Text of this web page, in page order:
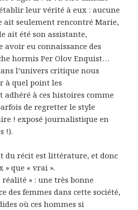
leur vérité à eux : aucune
ait seulement rencontré Marie,
ait été son assistante,
avoir eu connaissance des
hormis Per Olov Enquist…
l’univers critique nous
à quel point les
à ces histoires comme
de regretter le style
! exposé journalistique en
!).
du récit est littérature, et donc
» que « vrai ».
» : une très bonne
des femmes dans cette société,
où ces hommes si